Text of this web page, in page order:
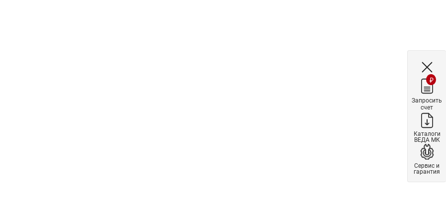
₽
Запросить
счет
Каталоги
ВЕДА МК
Сервис и
гарантия